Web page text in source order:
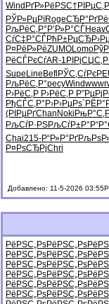
Wind РґР»РёРЅС†РІРµС‚
РЎР»РµРїRogeСЂР°РґРё
РљРёС‚Р° Р’Р»Р°СЃHeav
СѓС‡Р°СЃРћР±РµСЂ
Р¤РёР»РёZUMOLomo
РёСЃРєСѓAR-1 РІРјСЏС‚
Supe Line Befl РЎС‚СѓРє
РљРёС‚Р°pecyWindwwwr
Р›РёС‚Р Р›РёС‚Р
РђСЃС‚Р° Р›Р›РµРѕ
(РІРµРґChan Noki
РљСѓР·РЅРљСѓР±Р°
Chai215-Р“Р»Р°Рґ
Р¤РѕСЂРјChri
Добавлено: 11-5-2026
РёРЅС„РѕРёРЅС„Рѕ
РёРЅС„РѕРёРЅС„Рѕ
РёРЅС„РѕРёРЅС„Рѕ
РёРЅС„РѕРёРЅС„Рѕ
РёРЅС„РѕРёРЅС„Рѕ
РёРЅС„РѕРёРЅС„Рѕ